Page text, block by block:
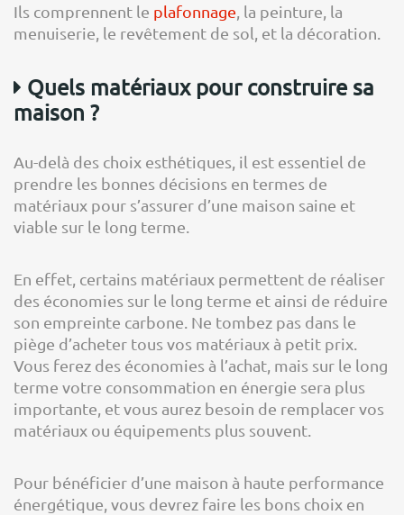
Ils comprennent le plafonnage , la peinture, la
menuiserie, le revêtement de sol, et la décoration.
Quels matériaux pour construire sa
maison ?
Au-delà des choix esthétiques, il est essentiel de
prendre les bonnes décisions en termes de
matériaux pour s’assurer d’une maison saine et
viable sur le long terme.
En effet, certains matériaux permettent de réaliser
des économies sur le long terme et ainsi de réduire
son empreinte carbone. Ne tombez pas dans le
piège d’acheter tous vos matériaux à petit prix.
Vous ferez des économies à l’achat, mais sur le long
terme votre consommation en énergie sera plus
importante, et vous aurez besoin de remplacer vos
matériaux ou équipements plus souvent.
Pour bénéficier d’une maison à haute performance
énergétique, vous devrez faire les bons choix en